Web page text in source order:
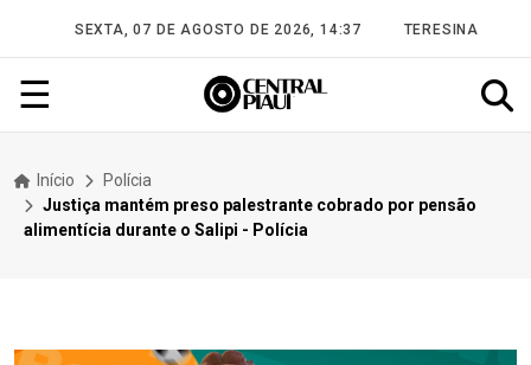
SEXTA, 07 DE AGOSTO DE 2026, 14:37 TERESINA
☰
Início
Polícia
Justiça mantém preso palestrante cobrado por pensão
alimentícia durante o Salipi - Polícia